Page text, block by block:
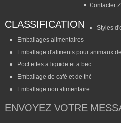
Contacter
CLASSIFICATION
Styles
Emballages alimentaires
Emballage d'aliments pour animaux
Pochettes à liquide et à bec
Emballage de café et de thé
Emballage non alimentaire
ENVOYEZ VOTRE